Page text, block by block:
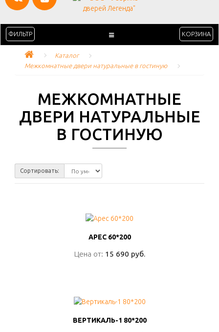
ФИЛЬТР КОРЗИНА
Каталог
Межкомнатные двери натуральные в гостиную
МЕЖКОМНАТНЫЕ
ДВЕРИ НАТУРАЛЬНЫЕ
В ГОСТИНУЮ
Сортировать:
АРЕС 60*200
Цена от: 15 690 руб.
АРЕС 60*200
Цена от: 15 690 руб.
ВЕРТИКАЛЬ-1 80*200
ВЕРТИКАЛЬ-1 80*200